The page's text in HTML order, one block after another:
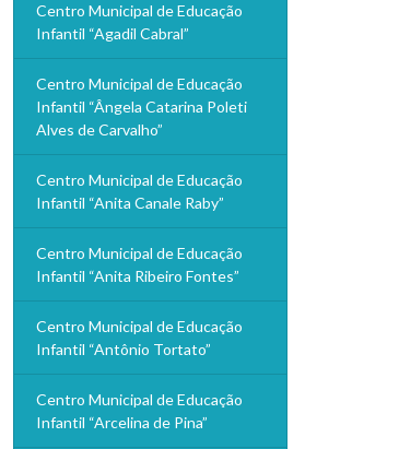
Centro Municipal de Educação
Infantil “Agadil Cabral”
Centro Municipal de Educação
Infantil “Ângela Catarina Poleti
Alves de Carvalho”
Centro Municipal de Educação
Infantil “Anita Canale Raby”
Centro Municipal de Educação
Infantil “Anita Ribeiro Fontes”
Centro Municipal de Educação
Infantil “Antônio Tortato”
Centro Municipal de Educação
Infantil “Arcelina de Pina”